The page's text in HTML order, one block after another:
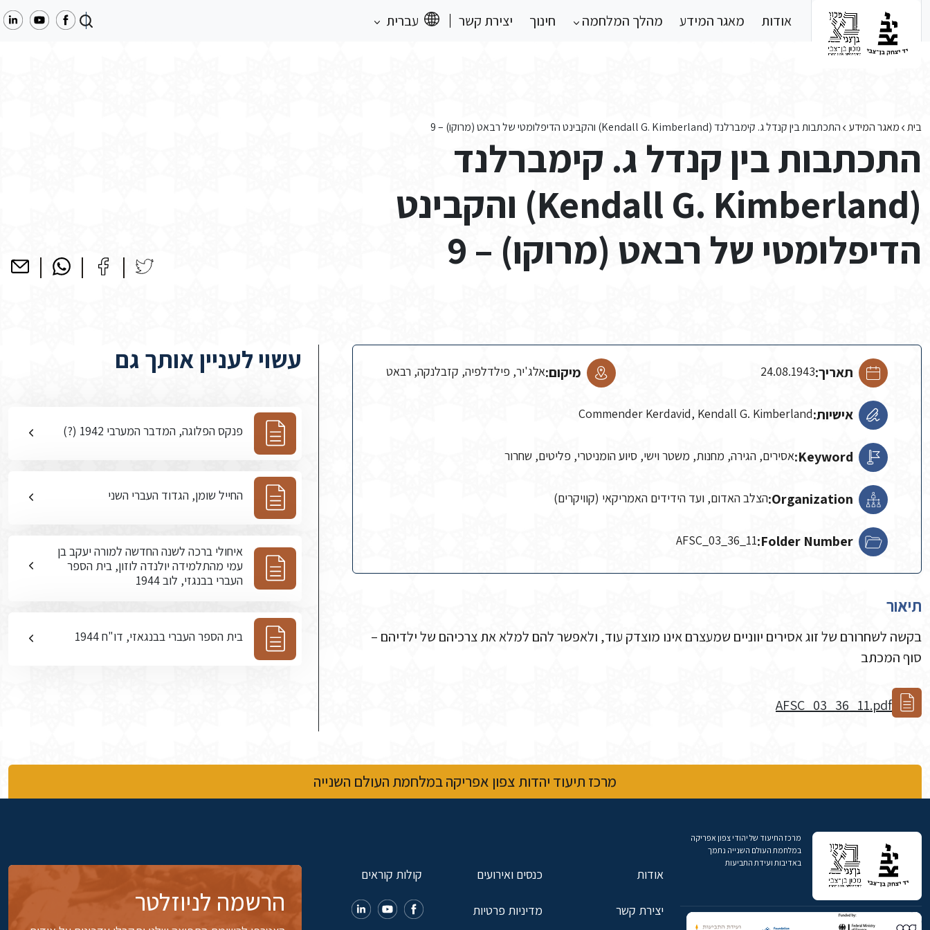
אודות מאגר המידע מהלך המלחמה חינוך יצירת קשר עברית
בית מאגר המידע התכתבות בין קנדל ג. קימברלנד (Kendall G. Kimberland) והקבינט הדיפלומטי של רבאט (מרוקו) – 9
התכתבות בין קנדל ג. קימברלנד
(Kendall G. Kimberland) והקבינט
הדיפלומטי של רבאט (מרוקו) – 9
תאריך:24.08.1943 מיקום:אלג'יר, פילדלפיה, קזבלנקה, רבאט
אישיות:Commender Kerdavid, Kendall G. Kimberland
Keyword: אסירים, הגירה, מחנות, משטר וישי, סיוע הומניטרי, פליטים, שחרור
Organization: הצלב האדום, ועד הידידים האמריקאי (קוויקרים)
Folder Number:
AFSC_03_36_11
תיאור
בקשה לשחרורם של זוג אסירים יווניים שמעצרם אינו מוצדק עוד, ולאפשר להם למלא את צרכיהם של ילדיהם –
סוף המכתב
AFSC_03_36_11.pdf
עשוי לעניין אותך גם
פנקס הפלוגה, המדבר המערבי 1942 (?)
החייל שומן, הגדוד העברי השני
איחולי ברכה לשנה החדשה למורה יעקב בן
עמי מהתלמידה יולנדה לוזון, בית הספר
העברי בבנגזי, לוב 1944
בית הספר העברי בבנגאזי, דו"ח 1944
מרכז תיעוד יהדות צפון אפריקה במלחמת העולם השנייה
מרכז התיעוד של יהודי צפון אפריקה
במלחמת העולם השנייה נתמך
באדיבות ועידת התביעות
אודות כנסים ואירועים קולות קוראים
יצירת קשר מדיניות פרטיות הרשמה לניוזלטר